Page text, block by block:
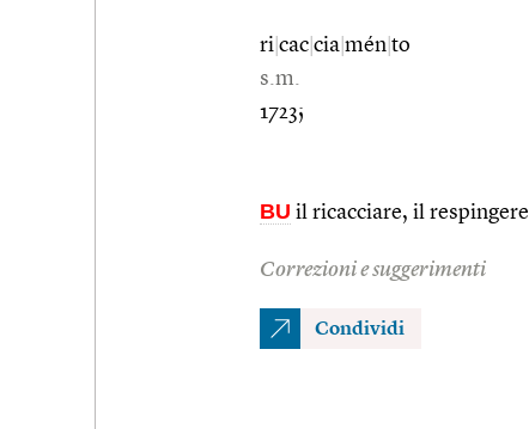
ri cac cia mén to
s.m.
1723;
BU il ricacciare, il respingere
Correzioni e suggerimenti
Condividi